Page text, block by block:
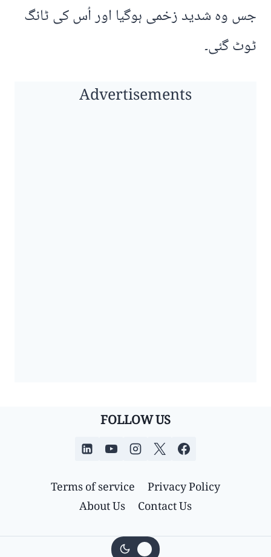
جس وہ شدید زخمی ہوگیا اور اُس کی ٹانگ
ٹوٹ گئی۔
Advertisements
FOLLOW US
Privacy Policy
Terms of service
Contact Us
About Us